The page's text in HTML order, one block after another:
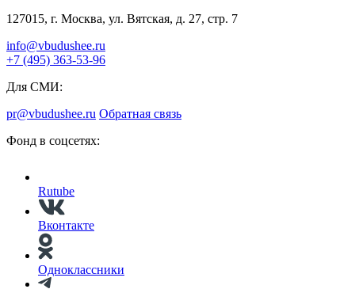
127015, г. Москва, ул. Вятская, д. 27, стр. 7
info@vbudushee.ru
+7 (495) 363-53-96
Для СМИ:
pr@vbudushee.ru Обратная связь
Фонд в соцсетях:
Rutube
Вконтакте
Одноклассники